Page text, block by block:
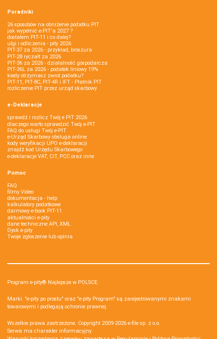
Poradniki
26 sposobów na obniżenie podatku PIT
jak wypełnić e-PIT'a 2027 ?
dostałem PIT-11 i co dalej?
ulgi i odliczenia - pity 2026
PIT-37 za 2026 - przykład, broszura
PIT-28 ryczałt za 2026
PIT-36 za 2026 - działalność gospodarcza
PIT-36L za 2026 - podatek liniowy 19%
kiedy otrzymasz zwrot podatku?
PIT-11, PIT-8C, PIT-4R i IFT - Płatnik PIT
rozliczenie PIT przez urząd skarbowy
e-Deklaracje
sprawdź i rozlicz Twój e PIT 2026
dlaczego warto sprawdzić Twój e-PIT
FAQ do usługi Twój e-PIT
e-Urząd Skarbowy obsługa online
kody weryfikacji UPO e-deklaracji
znajdź kod Urzędu Skarbowego
e-deklaracje VAT, CIT, PCC oraz inne
Pomoc
FAQ
filmy Video
dokumentacja - help
kalkulatory podatkowe
darmowy e-book PIT-11
aktualności e-pity
dane techniczne API, XML
Dysk e-pity
Twoje zgłoszenie lub opinia
Program e-pity® Najlepsze w POLSCE.
Marki: "e-pity po prostu" oraz "e-pity Program" są zarejestrowanymi znakami
towarowymi i podlegają ochronie prawnej.
Wszelkie prawa zastrzeżone. Copyright 2009-2026 e-file sp. z o.o.
Serwis ma charakter informacyjny.